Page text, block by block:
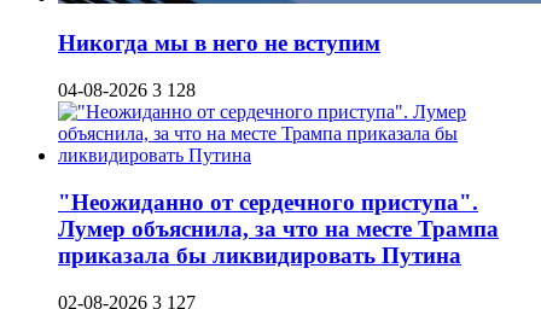
Никогда мы в него не вступим
04-08-2026 3 128
"Неожиданно от сердечного приступа".
Лумер объяснила, за что на месте Трампа
приказала бы ликвидировать Путина
02-08-2026 3 127